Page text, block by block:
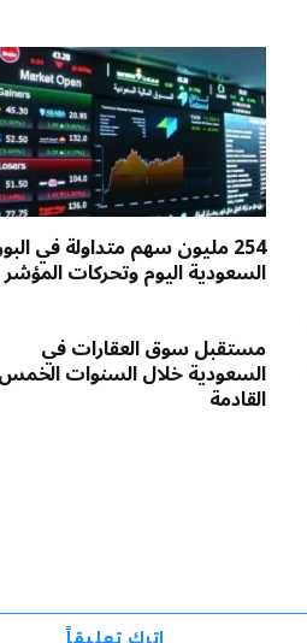
254 مليون سهم متداولة في
السعودية اليوم وتحركات المؤشر
مستقبل سوق العقارات في
السعودية خلال السنوات الخمس
القادمة
اترك تعليقاً